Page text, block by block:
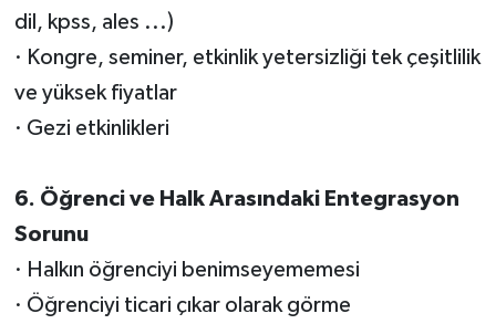
dil, kpss, ales ...)
· Kongre, seminer, etkinlik yetersizliği tek çeşitlilik
ve yüksek fiyatlar
· Gezi etkinlikleri
6. Öğrenci ve Halk Arasındaki Entegrasyon
Sorunu
· Halkın öğrenciyi benimseyememesi
· Öğrenciyi ticari çıkar olarak görme